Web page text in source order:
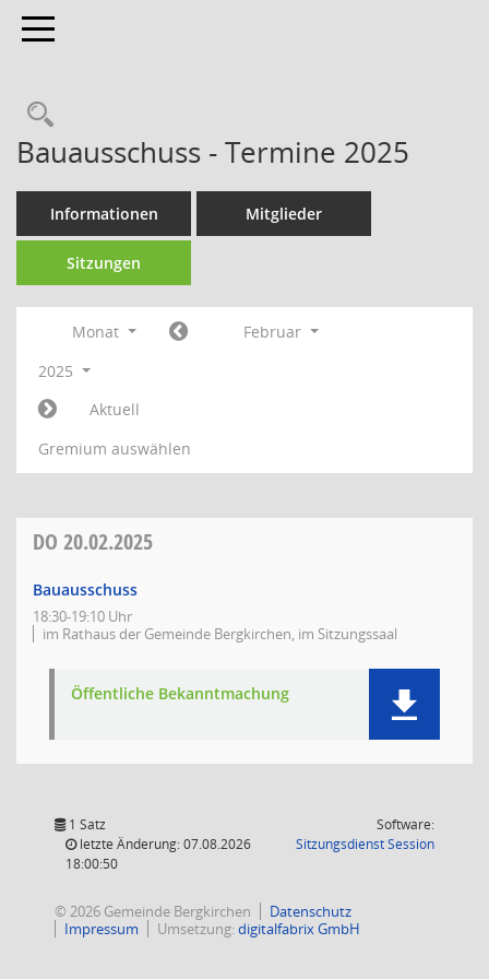
Toggle navigation
Bauausschuss - Termine 2025
Informationen Mitglieder
Sitzungen
Monat
Februar
2025
Aktuell
Gremium auswählen
DO 20.02.2025
Bauausschuss
18:30-19:10 Uhr
im Rathaus der Gemeinde Bergkirchen, im Sitzungssaal
Öffentliche Bekanntmachung
1 Satz
letzte Änderung: 07.08.2026
18:00:50
Software:
SitzungsdienstSession(Wird in
© 2026 Gemeinde Bergkirchen
Datenschutz
Impressum
Umsetzung:digitalfabrix GmbH